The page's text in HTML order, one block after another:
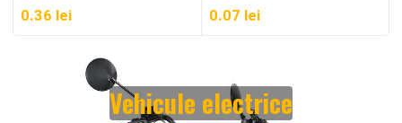
0.36 lei 0.07 lei
Vehicule electrice